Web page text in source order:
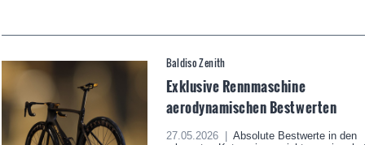
Baldiso Zenith
Exklusive Rennmaschine
aerodynamischen Bestwerten
27.05.2026 |
Absolute Bestwerte in den